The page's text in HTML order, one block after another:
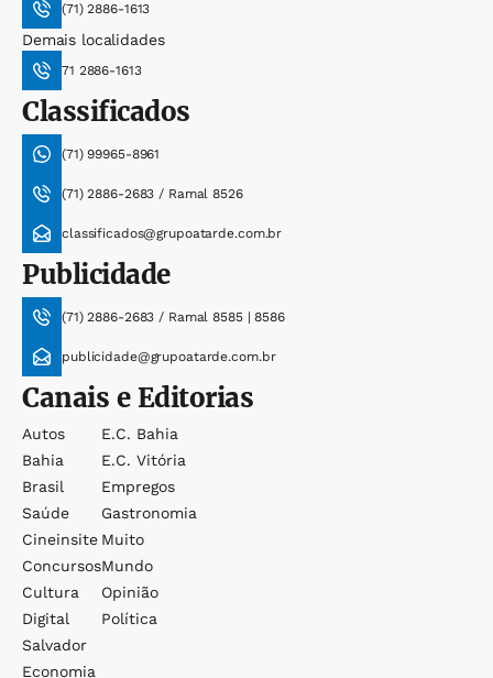
(71) 2886-1613
Demais localidades
71 2886-1613
Classificados
(71) 99965-8961
(71) 2886-2683 / Ramal 8526
classificados@grupoatarde.com.br
Publicidade
(71) 2886-2683 / Ramal 8585 | 8586
publicidade@grupoatarde.com.br
Canais e Editorias
Autos
Bahia
Brasil
Saúde
Cineinsite
Concursos
Cultura
Digital
Salvador
Economia
E.c. Bahia
E.c. Vitória
Empregos
Gastronomia
Muito
Mundo
Opinião
Política